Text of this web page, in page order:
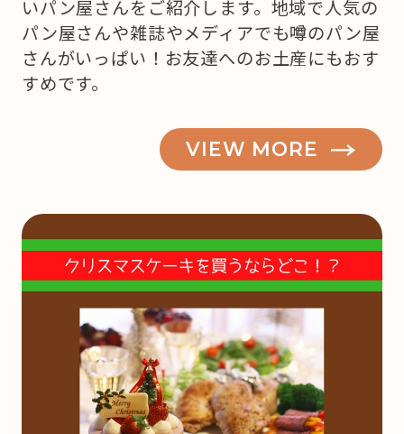
いパン屋さんをご紹介します。地域で人気の
パン屋さんや雑誌やメディアでも噂のパン屋
さんがいっぱい！お友達へのお土産にもおす
すめです。
VIEW MORE